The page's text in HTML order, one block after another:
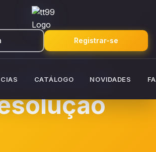
Registrar-se
CATÁLOGO NOVIDADES
de
&